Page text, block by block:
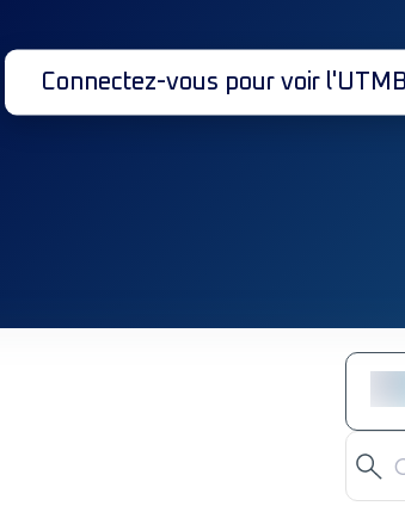
Connectez-vous pour voir